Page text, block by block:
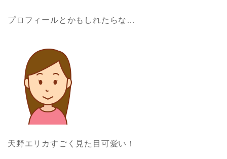
プロフィールとかもしれたらな…
天野エリカすごく見た目可愛い！